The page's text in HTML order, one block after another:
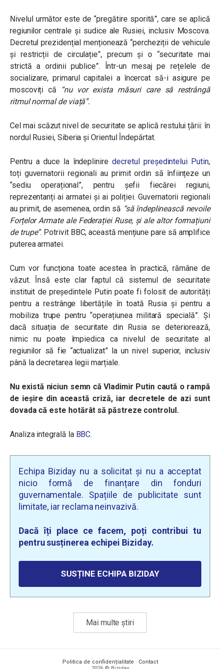
Nivelul următor este de “pregătire sporită”, care se aplică
regiunilor centrale și sudice ale Rusiei, inclusiv Moscova.
Decretul prezidențial menționează “percheziții de vehicule
și restricții de circulație”, precum și o “securitate mai
strictă a ordinii publice”. Într-un mesaj pe rețelele de
socializare, primarul capitalei a încercat să-i asigure pe
moscoviți că “nu vor exista măsuri care să restrângă
ritmul normal de viață”.
Cel mai scăzut nivel de securitate se aplică restului țării: în
nordul Rusiei, Siberia și Orientul Îndepărtat.
Pentru a duce la îndepliniredecretul președintelui Putin,
toți guvernatorii regionali au primit ordin să înființeze un
“sediu operațional”, pentru șefii fiecărei regiuni,
reprezentanți ai armatei și ai poliției. Guvernatorii regionali
au primit, de asemenea, ordin să “să îndeplinească nevoile
Forțelor Armate ale Federației Ruse, și ale altor formațiuni
de trupe”. Potrivit BBC, această mențiune pare să amplifice
puterea armatei.
Cum vor funcționa toate acestea în practică, rămâne de
văzut. Însă este clar faptul că sistemul de securitate
instituit de președintele Putin poate fi folosit de autorități
pentru a restrânge libertățile în toată Rusia și pentru a
mobiliza trupe pentru “operațiunea militară specială”. Și
dacă situația de securitate din Rusia se deteriorează,
nimic nu poate împiedica ca nivelul de securitate al
regiunilor să fie “actualizat” la un nivel superior, inclusiv
până la decretarea legii marțiale.
Nu există niciun semn că Vladimir Putin caută o rampă
de ieșire din această criză, iar decretele de azi sunt
dovada că este hotărât să păstreze controlul.
Analiza integrală la BBC.
Echipa Biziday nu a solicitat și nu a acceptat
nicio formă de finanțare din fonduri
guvernamentale. Spațiile de publicitate sunt
limitate, iar reclama neinvazivă.
Dacă îți place ce facem, poți contribui tu
pentru susținerea echipei Biziday.
SUSȚINE ECHIPA BIZIDAY
Mai multe știri
Politica de confidențialitate · Contact